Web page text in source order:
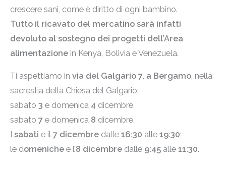
crescere sani, come è diritto di ogni bambino.
Tutto il ricavato del mercatino sarà infatti
devoluto al sostegno dei progetti dell’Area
alimentazione in Kenya, Bolivia e Venezuela.
Ti aspettiamo in via del Galgario 7, a Bergamo, nella
sacrestia della Chiesa del Galgario:
sabato 3 e domenica 4 dicembre,
sabato 7 e domenica 8 dicembre.
I sabati e il 7 dicembre dalle 16:30 alle 19:30;
le domeniche e l’8 dicembre dalle 9:45 alle 11:30.